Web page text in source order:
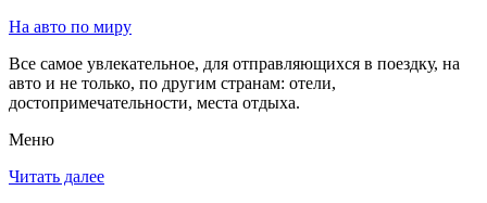
На авто по миру
Все самое увлекательное, для отправляющихся в поездку, на
авто и не только, по другим странам: отели,
достопримечательности, места отдыха.
Меню
Читать далее